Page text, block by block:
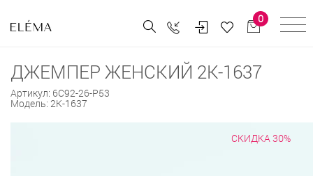
0
ДЖЕМПЕР ЖЕНСКИЙ 2К-1637
Артикул: 6С92-26-Р53
Модель: 2К-1637
СКИДКА 30%